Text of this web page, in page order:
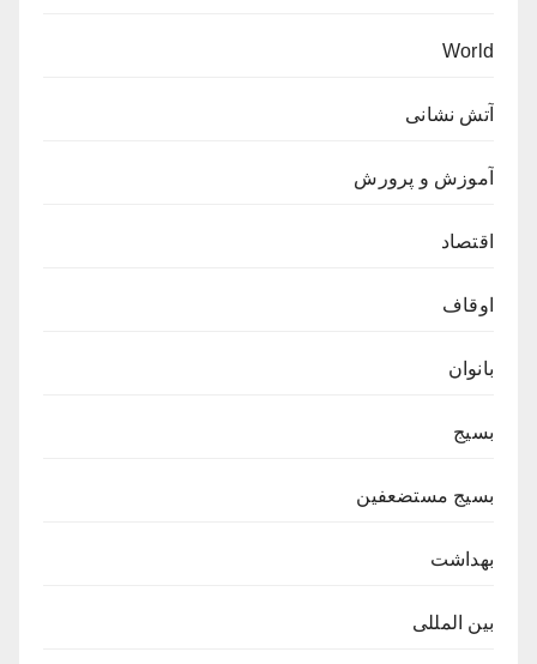
World
آتش نشانی
آموزش و پرورش
اقتصاد
اوقاف
بانوان
بسیج
بسیج مستضعفین
بهداشت
بین المللی